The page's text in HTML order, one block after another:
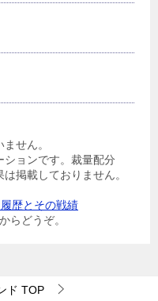
せん。
ョンです。裁量配分
掲載しておりません。
歴とその戦績
らどうぞ。
ド TOP